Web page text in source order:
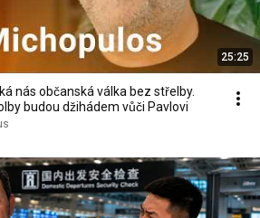
25:25
nás občanská válka bez střelby.
budou džihádem vůči Pavlovi